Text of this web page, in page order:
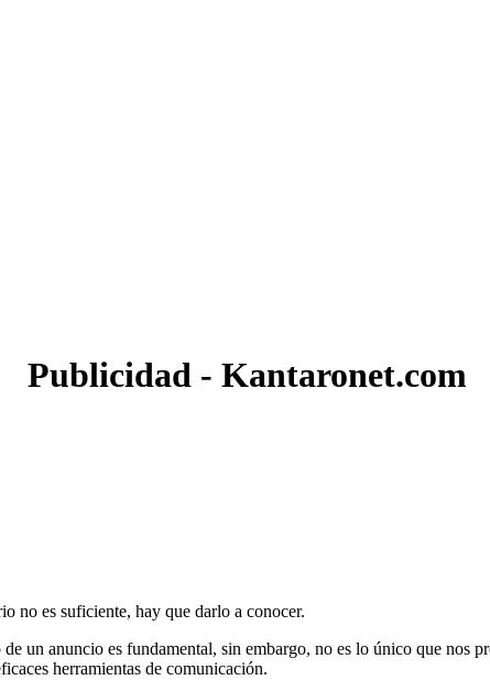
Publicidad - Kantaronet.com
no es suficiente, hay que darlo a conocer.
anuncio es fundamental, sin embargo, no es lo único que nos
herramientas de comunicación.